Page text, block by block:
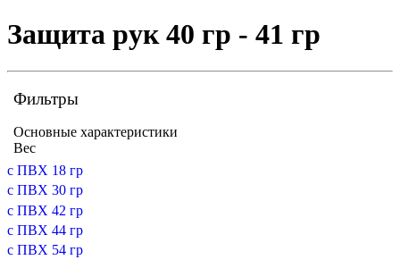
Защита рук 40 гр - 41 гр
Фильтры
Основные характеристики
Вес
с ПВХ 18 гр
с ПВХ 30 гр
с ПВХ 42 гр
с ПВХ 44 гр
с ПВХ 54 гр